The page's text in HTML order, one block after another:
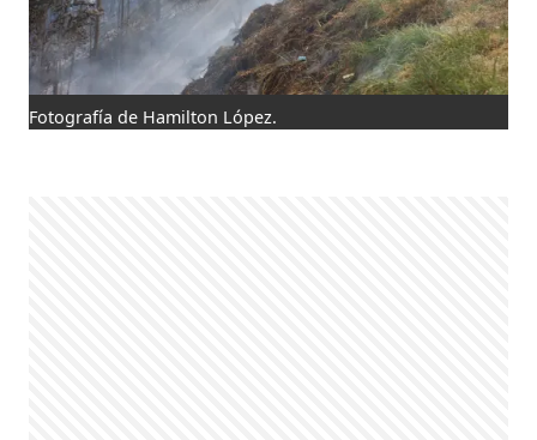
Fotografía de Hamilton López.